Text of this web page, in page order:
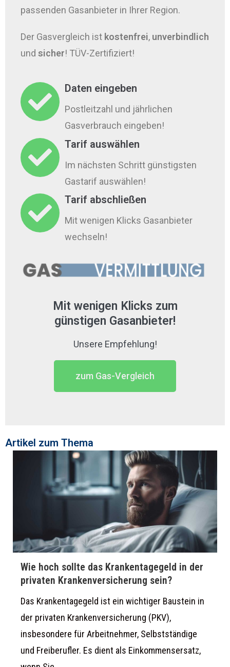
passenden Gasanbieter in Ihrer Region.
Der Gasvergleich ist kostenfrei, unverbindlich
und sicher! TÜV-Zertifiziert!
Daten eingeben
Postleitzahl und jährlichen
Gasverbrauch eingeben!
Tarif auswählen
Im nächsten Schritt günstigsten
Gastarif auswählen!
Tarif abschließen
Mit wenigen Klicks Gasanbieter
wechseln!
Mit wenigen Klicks zum
günstigen Gasanbieter!​
Unsere Empfehlung!
zum Gas-Vergleich
Artikel zum Thema
Wie hoch sollte das Krankentagegeld in der
privaten Krankenversicherung sein?
Das Krankentagegeld ist ein wichtiger Baustein in
der privaten Krankenversicherung (PKV),
insbesondere für Arbeitnehmer, Selbstständige
und Freiberufler. Es dient als Einkommensersatz,